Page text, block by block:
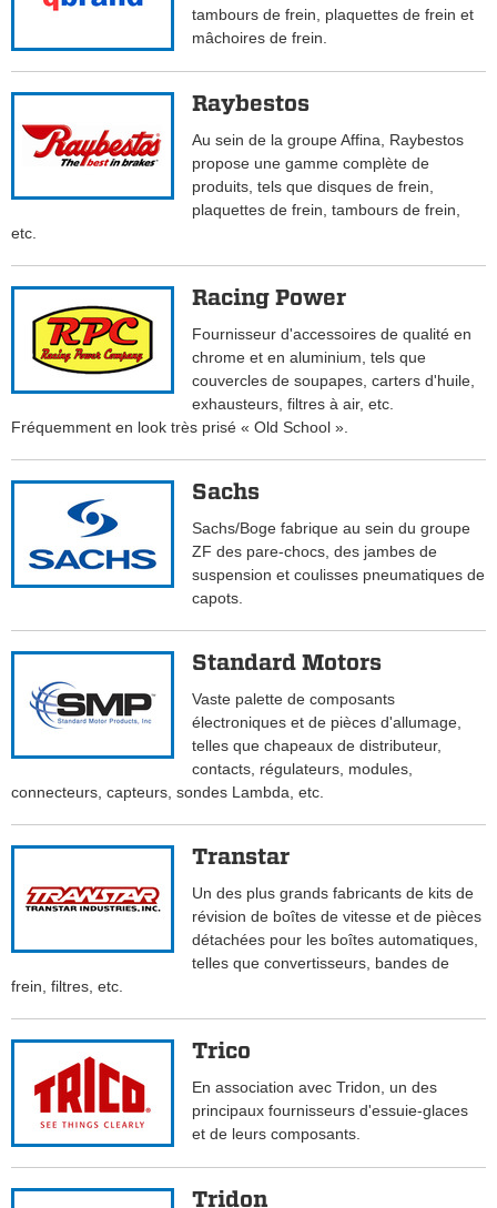
tambours de frein, plaquettes de frein et
mâchoires de frein.
Raybestos
Au sein de la groupe Affina, Raybestos
propose une gamme complète de
produits, tels que disques de frein,
plaquettes de frein, tambours de frein,
etc.
Racing Power
Fournisseur d'accessoires de qualité en
chrome et en aluminium, tels que
couvercles de soupapes, carters d'huile,
exhausteurs, filtres à air, etc.
Fréquemment en look très prisé « Old School ».
Sachs
Sachs/Boge fabrique au sein du groupe
ZF des pare-chocs, des jambes de
suspension et coulisses pneumatiques de
capots.
Standard Motors
Vaste palette de composants
électroniques et de pièces d'allumage,
telles que chapeaux de distributeur,
contacts, régulateurs, modules,
connecteurs, capteurs, sondes Lambda, etc.
Transtar
Un des plus grands fabricants de kits de
révision de boîtes de vitesse et de pièces
détachées pour les boîtes automatiques,
telles que convertisseurs, bandes de
frein, filtres, etc.
Trico
En association avec Tridon, un des
principaux fournisseurs d'essuie-glaces
et de leurs composants.
Tridon